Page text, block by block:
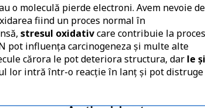
o moleculă pierde electroni. Avem nevoie de
fiind un proces normal în
stresul oxidativcare contribuie la
pot influența carcinogeneza și multe alte
cărora le pot deteriora structura, dar le și
lor intră într-o reacție în lanț și pot distruge